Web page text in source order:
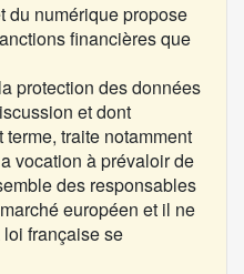
du numériquepropose
financières que
protection des données
et dont
terme, traite notamment
vocation à prévaloir de
des responsables
européen et il ne
française se